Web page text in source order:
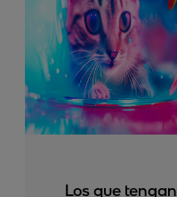
Los que tengan